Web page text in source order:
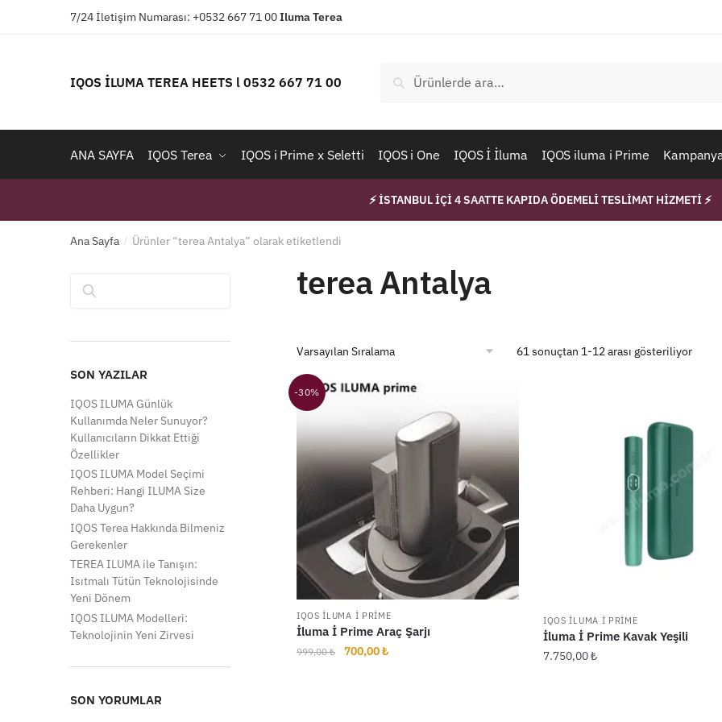
7/24 İletişim Numarası: +0532 667 71 00IlumaTerea
IQOS İLUMA TEREA HEETS l 0532 667 71 00 Ara
ANA SAYFA IQOS Terea IQOS i Prime x Seletti IQOS i One IQOS İ İluma IQOS iluma i Prime
⚡ İSTANBUL İÇİ 4 SAATTE KAPIDA ÖDEMELİ TESLİMAT HİZMETİ ⚡
Ana Sayfa / Ürünler “terea Antalya” olarak etiketlendi
terea Antalya
61 sonuçtan 1-12 arası gösteriliyor
-30%
IQOS ILUMA I PRIME
İluma İ Prime Araç Şarjı
999,00₺
Orijinal
700,00₺Şu
IQOS ILUMA I PRIME
İluma İ Prime Kavak Yeşili
7.750,00₺
SON YAZILAR
IQOS ILUMA Günlük
Kullanımda Neler Sunuyor?
Kullanıcıların Dikkat Ettiği
Özellikler
IQOS ILUMA Model Seçimi
Rehberi: Hangi ILUMA Size
Daha Uygun?
IQOS Terea Hakkında Bilmeniz
Gerekenler
TEREA ILUMA ile Tanışın:
Isıtmalı Tütün Teknolojisinde
Yeni Dönem
IQOS ILUMA Modelleri:
Teknolojinin Yeni Zirvesi
SON YORUMLAR